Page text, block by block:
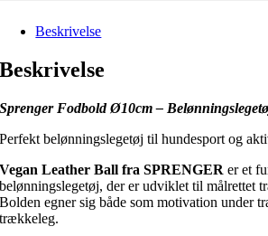
Beskrivelse
Beskrivelse
Sprenger Fodbold Ø10cm –
Perfekt belønningslegetøj til hundesport og
Vegan Leather Ball fra SPRENGER er et
belønningslegetøj, der er udviklet til målrettet
Bolden egner sig både som motivation under
trækkeleg.